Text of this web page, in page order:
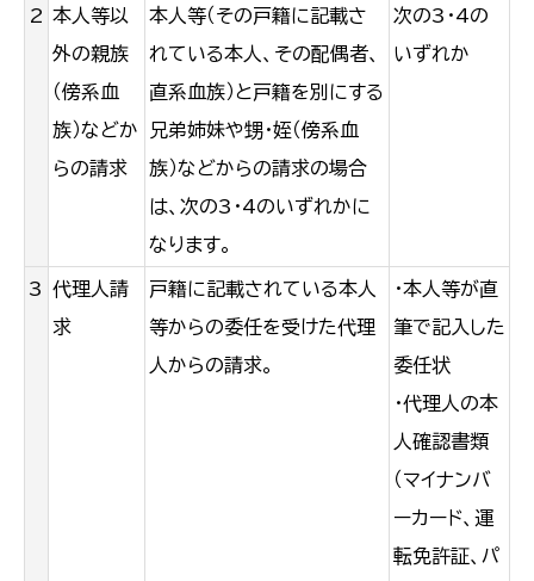
2 本人等以
外の親族
（傍系血
族）などか
らの請求
本人等（その戸籍に記載さ
れている本人、その配偶者、
直系血族）と戸籍を別にする
兄弟姉妹や甥・姪（傍系血
族）などからの請求の場合
は、次の3・4のいずれかに
なります。
次の3・4の
いずれか
3
代理人請
求
戸籍に記載されている本人
等からの委任を受けた代理
人からの請求。
・本人等が直
筆で記入した
委任状
・代理人の本
人確認書類
（マイナンバ
ーカード、運
転免許証、パ